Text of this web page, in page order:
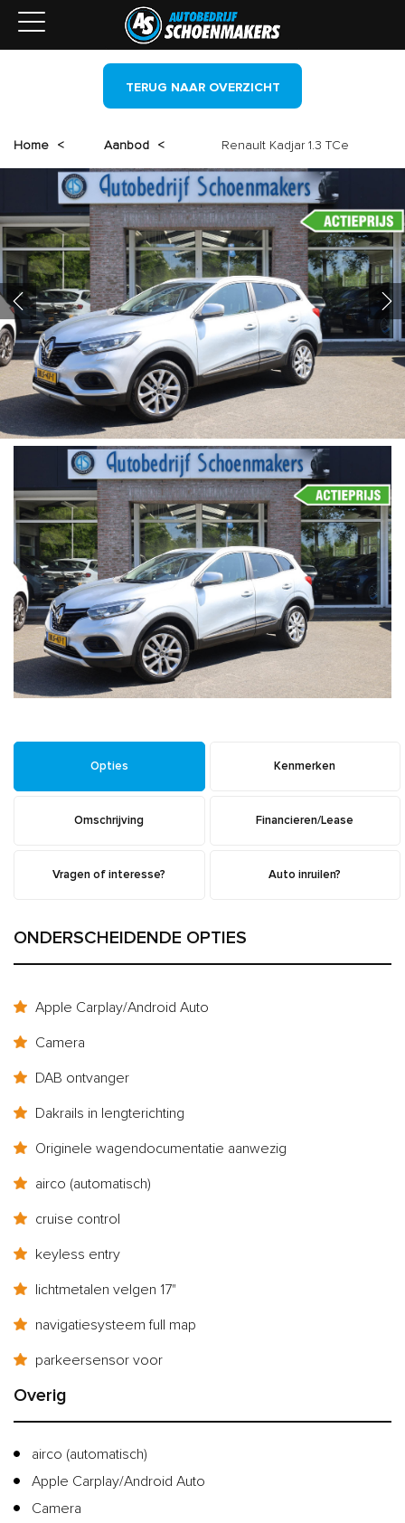
TERUG NAAR OVERZICHT
Home < Aanbod < Renault Kadjar 1.3 TCe
Opties Kenmerken
Omschrijving Financieren/Lease
Vragen of interesse? Auto inruilen?
ONDERSCHEIDENDE OPTIES
Apple Carplay/Android Auto
Camera
DAB ontvanger
Dakrails in lengterichting
Originele wagendocumentatie aanwezig
airco (automatisch)
cruise control
keyless entry
lichtmetalen velgen 17"
navigatiesysteem full map
parkeersensor voor
Overig
airco (automatisch)
Apple Carplay/Android Auto
Camera